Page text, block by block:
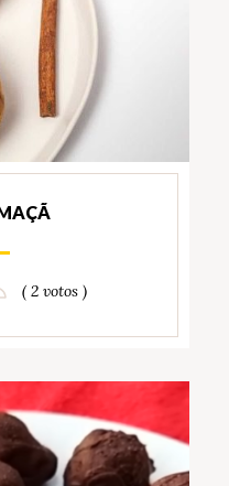
( 2 votos )